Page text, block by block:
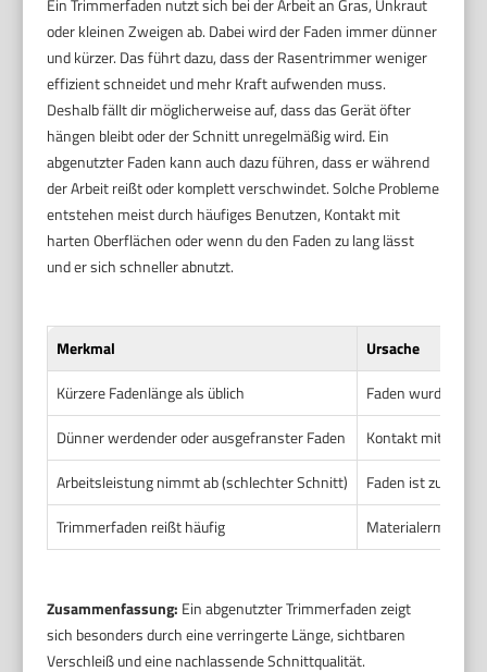
oder kleinen Zweigen ab. Dabei wird der Faden immer dünner
und kürzer. Das führt dazu, dass der Rasentrimmer weniger
effizient schneidet und mehr Kraft aufwenden muss.
Deshalb fällt dir möglicherweise auf, dass das Gerät öfter
hängen bleibt oder der Schnitt unregelmäßig wird. Ein
abgenutzter Faden kann auch dazu führen, dass er während
der Arbeit reißt oder komplett verschwindet. Solche Probleme
entstehen meist durch häufiges Benutzen, Kontakt mit
harten Oberflächen oder wenn du den Faden zu lang lässt
und er sich schneller abnutzt.
Merkmal
Ursache
Kürzere Fadenlänge als üblich
Faden wurde
Dünner werdender oder ausgefranster Faden
Kontakt mit
Arbeitsleistung nimmt ab (schlechter Schnitt)
Faden ist zu kurz
Trimmerfaden reißt häufig
Zusammenfassung: Ein abgenutzter Trimmerfaden zeigt
sich besonders durch eine verringerte Länge, sichtbaren
Verschleiß und eine nachlassende Schnittqualität.